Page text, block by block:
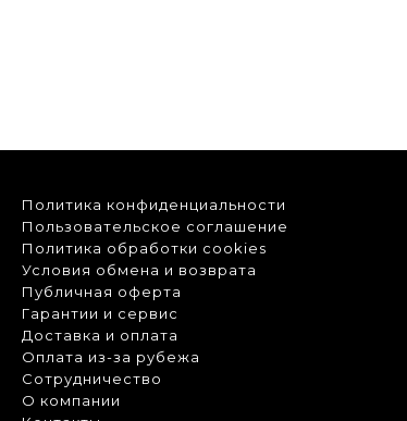
Политика конфиденциальности
Пользовательское соглашение
Политика обработки cookies
Условия обмена и возврата
Публичная оферта
Гарантии и сервис
Доставка и оплата
Оплата из-за рубежа
Сотрудничество
О компании